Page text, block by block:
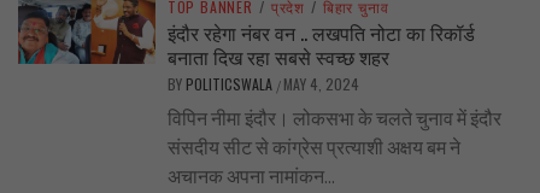
TOP BANNER / प्रदेश / बिहार चुनाव
इंदौर रहेगा नंबर वन .. लखपति नोटा का रिकॉर्ड
बनाता दिख रहा सबसे स्वच्छ शहर
BY POLITICSWALA / MAY 4, 2024
विपिन नीमा इंदौर। लोकसभा के चलते चुनाव में इंदौर
संसदीय सीट से कांग्रेस प्रत्याशी अक्षय बम ने
अचानक अपना नामांकन...